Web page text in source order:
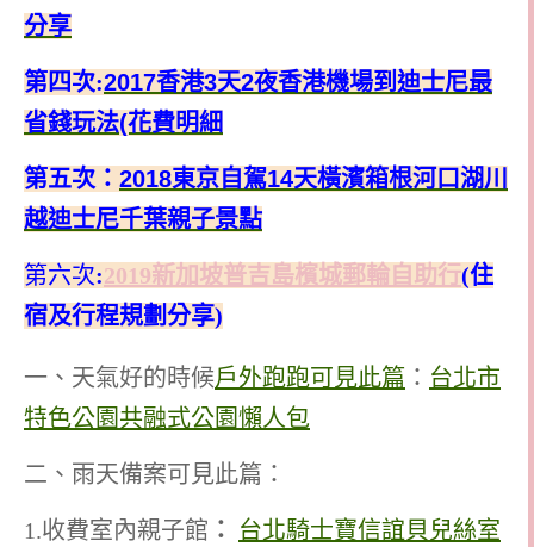
分享
第四次:2017香港3天2夜香港機場到迪士尼最
省錢玩法(花費明細
第五次： 2018東京自駕14天橫濱箱根河口湖川
越迪士尼千葉親子景點
第六次:2019新加坡普吉島檳城郵輪自助行(住
宿及行程規劃分享)
一、天氣好的時候戶外跑跑可見此篇 ： 台北市
特色公園共融式公園懶人包
二、雨天備案可見此篇：
1.收費室內親子館 ：
台北騎士寶信誼貝兒絲室